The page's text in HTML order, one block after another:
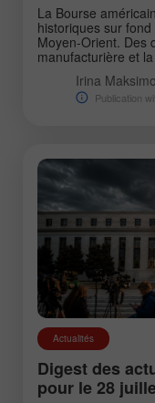
La Bourse
historiques sur
Moyen-Orient. Des
manufacturière et
Irina
Publication
Actualités
Digest des
pour le 28